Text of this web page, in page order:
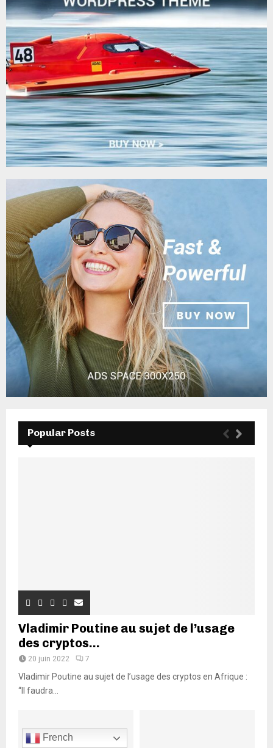
Popular Posts
Vladimir Poutine au sujet de l’usage
des cryptos...
20 juin 2022 7
Vladimir Poutine au sujet de l’usage des cryptos en Afrique :
“Il faudra...
French